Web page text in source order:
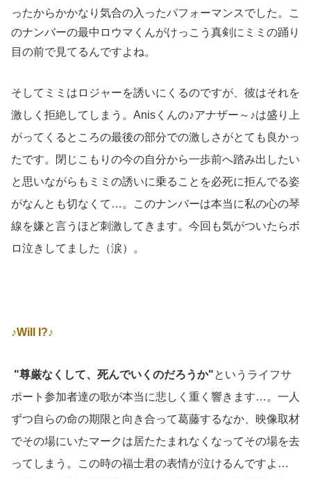
ったからかかなり気合の入ったパフォーマンスでした。こ
のナンバーの最中ロウマくんがけっこう真剣にミミの踊り
目の前で見てるんですよね。
そしてミミはロジャーを誘いにくるのですが、彼はそれを
激しく拒絶してしまう。Anisくんの♪アナザー～♪は盛り上
がってくるところの最後の部分での激しさがとても良かっ
たです。閉じこもりの今の自分から一歩前へ踏み出したい
と思いながらもミミの誘いに乗ることを必死に拒んでる姿
がなんとも切なくて…。このナンバーは本当に私の心の琴
線を嫌と言うほど刺激してきます。今回も気がついたらボ
ロ泣きしてました（涙）。
♪Will I?♪
"尊厳なくして、死んでいくのだろうか"というライフサ
ポート参加者達の歌が本当に悲しく重く響きます…。一人
ずつ自らの命の期限と向き合って葛藤するなか、映像取材
でその場にいたマークは居たたまれなくなってその場を去
ってしまう。この時の福士君の表情が泣けるんですよ…